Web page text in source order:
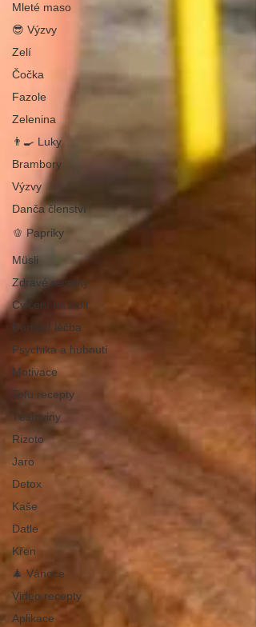
Mleté maso
😎 Výzvy
Zelí
Čočka
Fazole
Zelenina
👨‍🍳 Luky
Brambory
Výzvy
Danča členství
🫑 Papriky
Müsli
Zdravé recepty
Cvičení na židli
Domácí léčba
Psychika a hubnutí
Motivace
Tofu recepty
Těstoviny
Rizoto
Jaro
Detox
Kaše
Datle
Křen
🎄 Vánoce
Video recepty
Aplikace